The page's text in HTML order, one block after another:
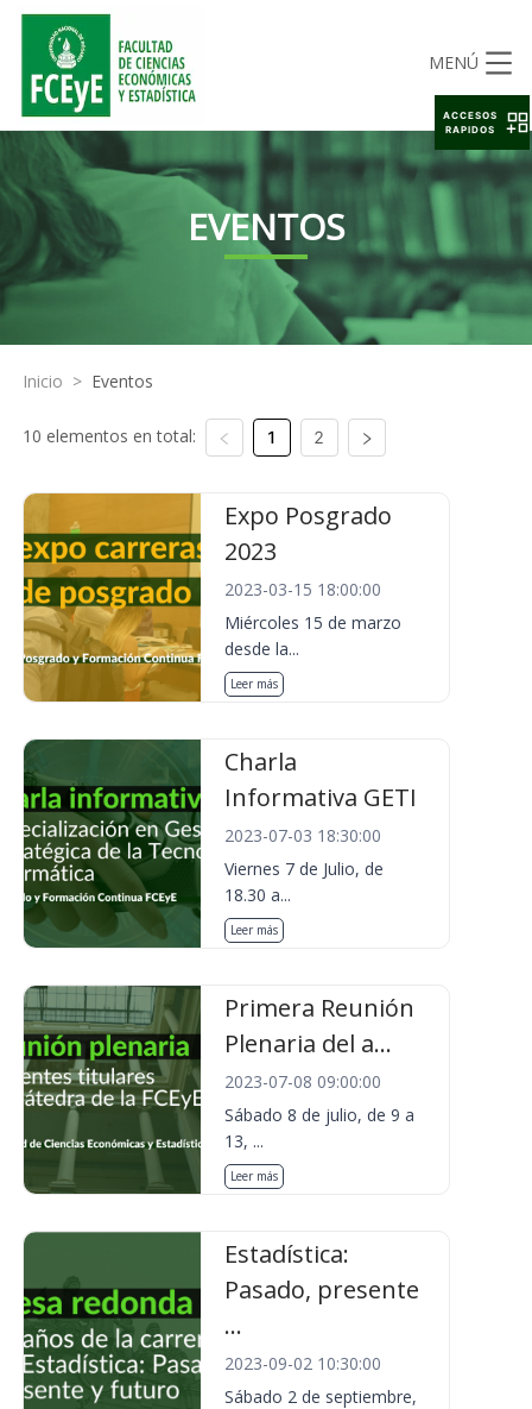
MENÚ
EVENTOS
Inicio > Eventos
10 elementos en total: 1 2
Expo Posgrado
2023
2023-03-15 18:00:00
Miércoles 15 de marzo
desde la...
Leer más
Charla
Informativa GETI
2023-07-03 18:30:00
Viernes 7 de Julio, de
18.30 a...
Leer más
Primera Reunión
Plenaria del a...
2023-07-08 09:00:00
Sábado 8 de julio, de 9 a
13, ...
Leer más
Estadística:
Pasado, presente
...
2023-09-02 10:30:00
Sábado 2 de septiembre,
ACCESOS
RAPIDOS